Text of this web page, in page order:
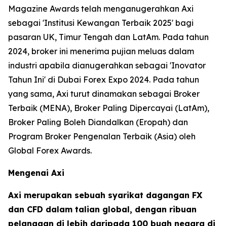
Magazine Awards telah menganugerahkan Axi
sebagai 'Institusi Kewangan Terbaik 2025' bagi
pasaran UK, Timur Tengah dan LatAm. Pada tahun
2024, broker ini menerima pujian meluas dalam
industri apabila dianugerahkan sebagai 'Inovator
Tahun Ini' di Dubai Forex Expo 2024. Pada tahun
yang sama, Axi turut dinamakan sebagai Broker
Terbaik (MENA), Broker Paling Dipercayai (LatAm),
Broker Paling Boleh Diandalkan (Eropah) dan
Program Broker Pengenalan Terbaik (Asia) oleh
Global Forex Awards.
Mengenai Axi
Axi merupakan sebuah syarikat dagangan FX
dan CFD dalam talian global, dengan ribuan
pelanggan di lebih daripada 100 buah negara di